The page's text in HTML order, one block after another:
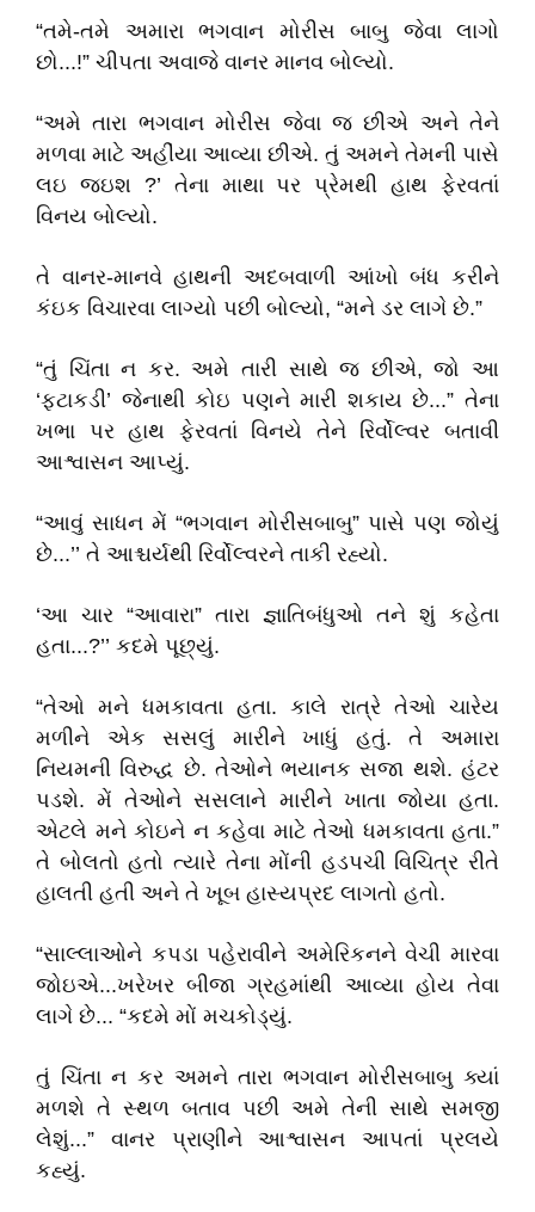
“તમે-તમે અમારા ભગવાન મોરીસ બાબુ જેવા લાગો
છો...!” ચીપતા અવાજે વાનર માનવ બોલ્યો.
“અમે તારા ભગવાન મોરીસ જેવા જ છીએ અને તેને
મળવા માટે અહીંયા આવ્યા છીએ. તું અમને તેમની પાસે
લઇ જઇશ ?’ તેના માથા પર પ્રેમથી હાથ ફેરવતાં
વિનય બોલ્યો.
તે વાનર-માનવે હાથની અદબવાળી આંખો બંધ કરીને
કંઇક વિચારવા લાગ્યો પછી બોલ્યો, “મને ડર લાગે છે.”
“તું ચિંતા ન કર. અમે તારી સાથે જ છીએ, જો આ
‘ફટાકડી’ જેનાથી કોઇ પણને મારી શકાય છે...” તેના
ખભા પર હાથ ફેરવતાં વિનયે તેને રિર્વોલ્વર બતાવી
આશ્વાસન આપ્યું.
“આવું સાધન મેં “ભગવાન મોરીસબાબુ” પાસે પણ જોયું
છે...’’ તે આશ્ચર્યથી રિર્વોલ્વરને તાકી રહ્યો.
‘આ ચાર “આવારા” તારા જ્ઞાતિબંધુઓ તને શું કહેતા
હતા...?’’ કદમે પૂછ્યું.
“તેઓ મને ધમકાવતા હતા. કાલે રાત્રે તેઓ ચારેય
મળીને એક સસલું મારીને ખાધું હતું. તે અમારા
નિયમની વિરુદ્ધ છે. તેઓને ભયાનક સજા થશે. હંટર
પડશે. મેં તેઓને સસલાને મારીને ખાતા જોયા હતા.
એટલે મને કોઇને ન કહેવા માટે તેઓ ધમકાવતા હતા.”
તે બોલતો હતો ત્યારે તેના મોંની હડપચી વિચિત્ર રીતે
હાલતી હતી અને તે ખૂબ હાસ્યપ્રદ લાગતો હતો.
“સાલ્લાઓને કપડા પહેરાવીને અમેરિકનને વેચી મારવા
જોઇએ...ખરેખર બીજા ગ્રહમાંથી આવ્યા હોય તેવા
લાગે છે... “કદમે મોં મચકોડ્યું.
તું ચિંતા ન કર અમને તારા ભગવાન મોરીસબાબુ ક્યાં
મળશે તે સ્થળ બતાવ પછી અમે તેની સાથે સમજી
લેશું...” વાનર પ્રાણીને આશ્વાસન આપતાં પ્રલયે
કહ્યું.